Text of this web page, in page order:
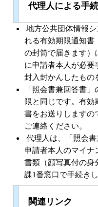
代理人による手
地方公共団体情報
れる有効期限通知書
の封筒で届きます）
に申請者本人が必要
封入封かんしたもの
「照会書兼回答書
限と同じです。有効
書をお送りしますの
ご連絡ください。
代理人は、「照会書
申請者本人のマイナ
書類（顔写真付の身
課1番窓口で手続き
関連リンク